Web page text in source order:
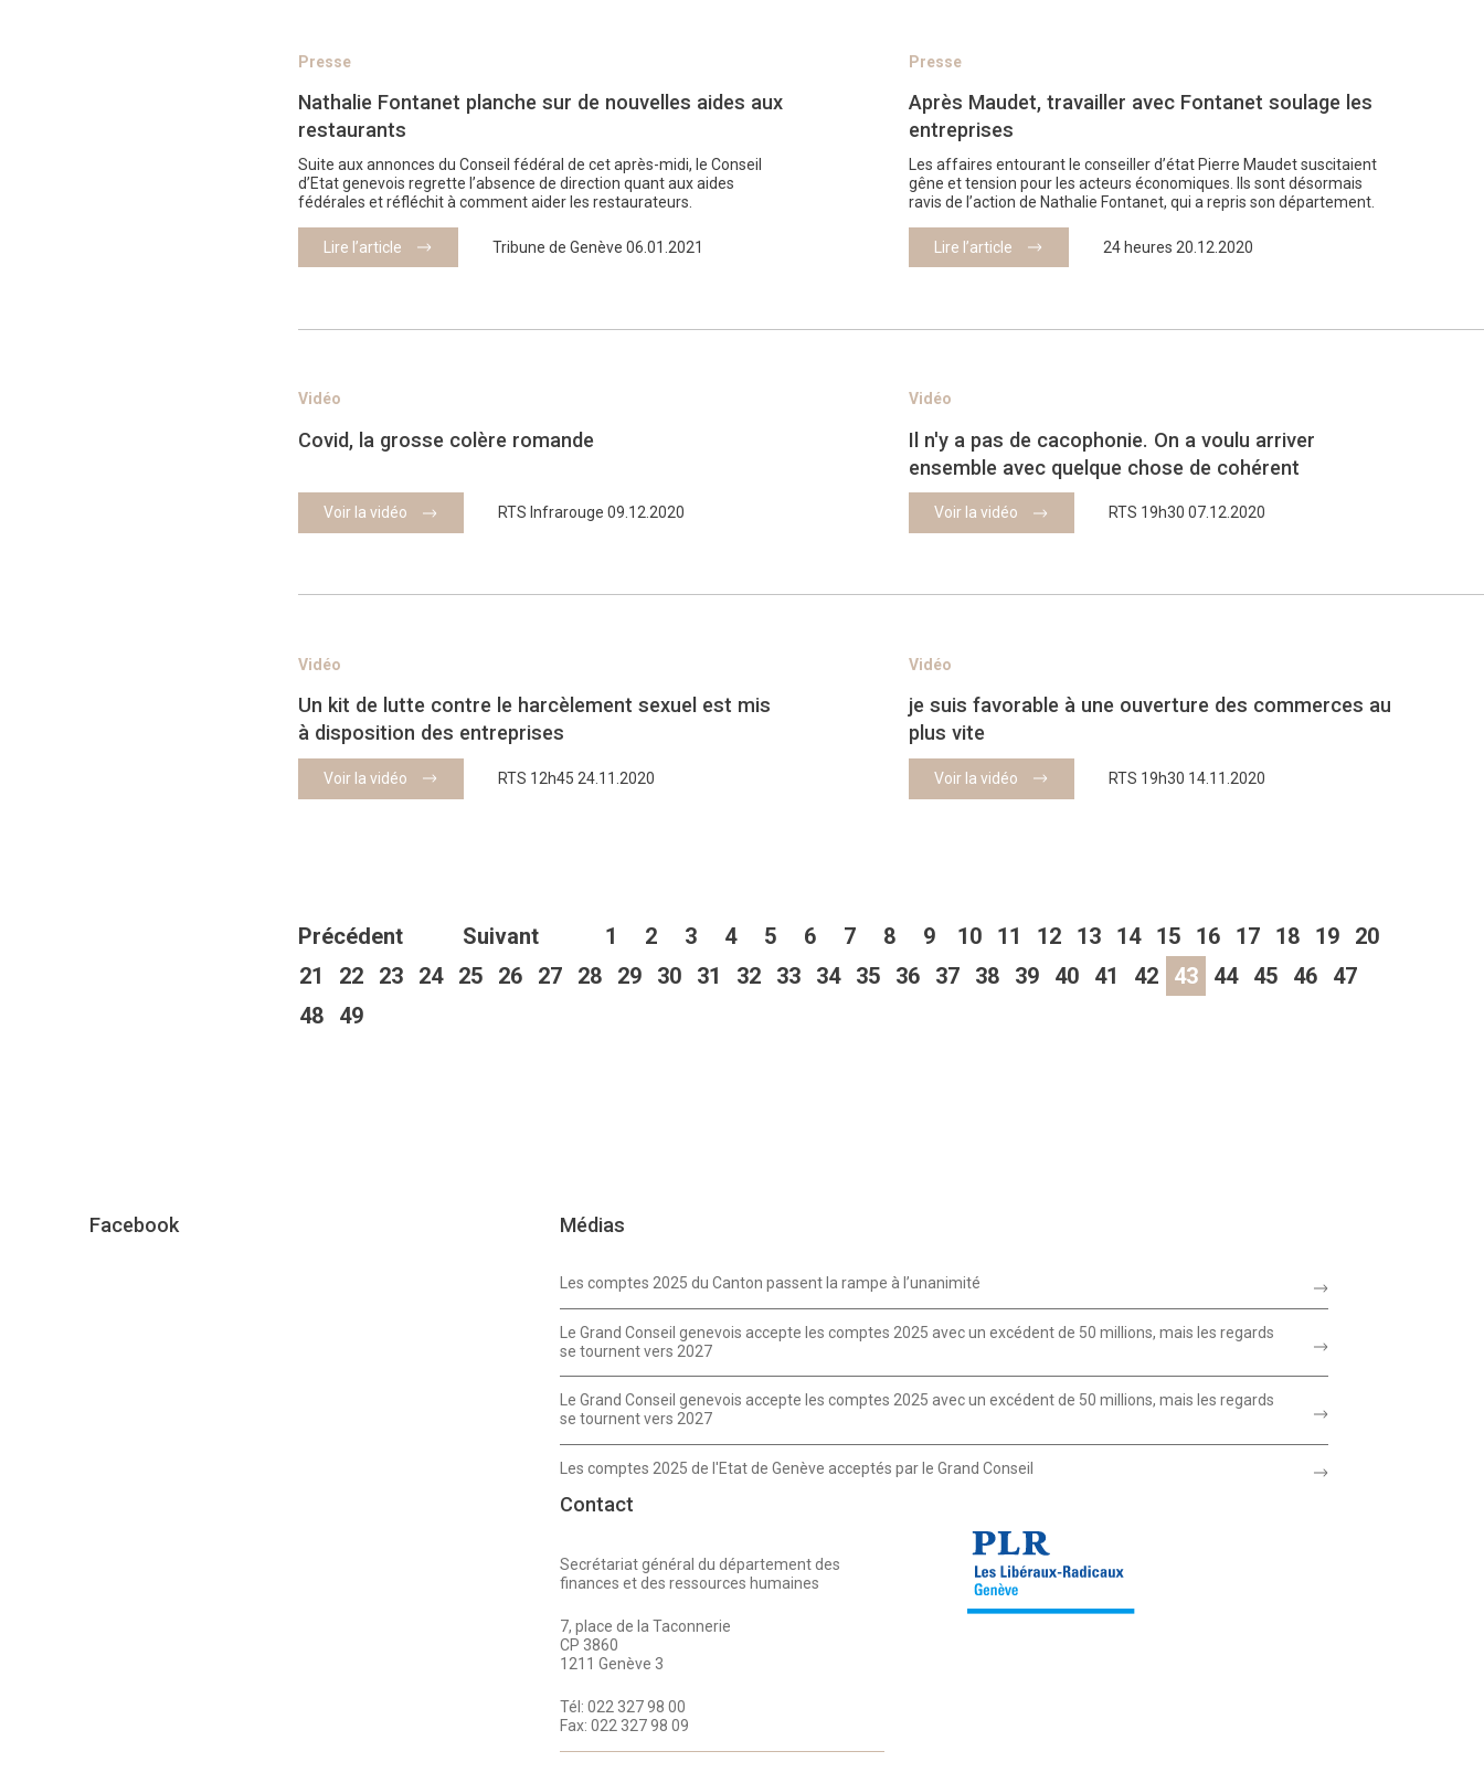
Presse
Nathalie Fontanet planche sur de nouvelles aides aux
restaurants
Suite aux annonces du Conseil fédéral de cet après-midi, le Conseil
d’Etat genevois regrette l’absence de direction quant aux aides
fédérales et réfléchit à comment aider les restaurateurs.
Lire l’article Tribune de Genève 06.01.2021
Presse
Après Maudet, travailler avec Fontanet soulage les
entreprises
Les affaires entourant le conseiller d’état Pierre Maudet suscitaient
gêne et tension pour les acteurs économiques. Ils sont désormais
ravis de l’action de Nathalie Fontanet, qui a repris son département.
Lire l’article 24 heures 20.12.2020
Vidéo
Covid, la grosse colère romande
Voir la vidéo RTS Infrarouge 09.12.2020
Vidéo
Il n'y a pas de cacophonie. On a voulu arriver
ensemble avec quelque chose de cohérent
Voir la vidéo RTS 19h30 07.12.2020
Vidéo
Un kit de lutte contre le harcèlement sexuel est mis
à disposition des entreprises
Voir la vidéo RTS 12h45 24.11.2020
Vidéo
je suis favorable à une ouverture des commerces au
plus vite
Voir la vidéo RTS 19h30 14.11.2020
Précédent Suivant 1 2 3 4 5 6 7 8 9 10 11 12 13 14 15 16 17 18 19
20
21
22 23 24 25 26 27 28 29 30 31 32 33 34 35 36 37 38 39 40 41 42 43 44 45 46
47
48
49
Facebook Médias
Les comptes 2025 du Canton passent la rampe à l’unanimité
Le Grand Conseil genevois accepte les comptes 2025 avec un excédent de 50 millions, mais les regards
se tournent vers 2027
Le Grand Conseil genevois accepte les comptes 2025 avec un excédent de 50 millions, mais les regards
se tournent vers 2027
Les comptes 2025 de l'Etat de Genève acceptés par le Grand Conseil
Contact
Secrétariat général du département des
finances et des ressources humaines
7, place de la Taconnerie
CP 3860
1211 Genève 3
Tél: 022 327 98 00
Fax: 022 327 98 09